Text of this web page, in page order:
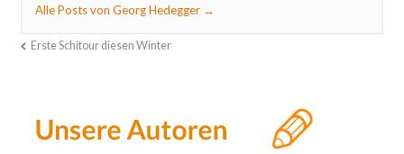
Alle Posts von Georg Hedegger →
Erste Schitour diesen Winter